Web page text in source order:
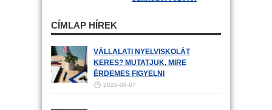
CÍMLAP HÍREK
VÁLLALATI NYELVISKOLÁT
KERES? MUTATJUK, MIRE
ÉRDEMES FIGYELNI
2026-08-07